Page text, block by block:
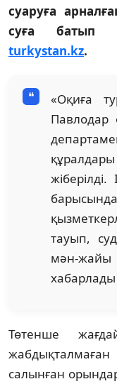
суаруға
суға батып
turkystan.kz.
«Оқиға
Павлодар
тауып,
мән-
Төтенше
салынған